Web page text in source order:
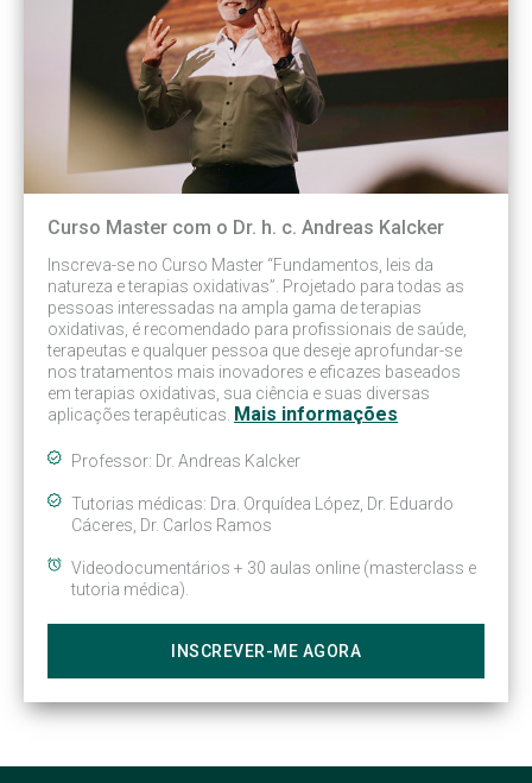
Curso Master com o Dr. h. c. Andreas Kalcker
Inscreva-se no Curso Master “Fundamentos, leis da
natureza e terapias oxidativas”. Projetado para todas as
pessoas interessadas na ampla gama de terapias
oxidativas, é recomendado para profissionais de saúde,
terapeutas e qualquer pessoa que deseje aprofundar-se
nos tratamentos mais inovadores e eficazes baseados
em terapias oxidativas, sua ciência e suas diversas
aplicações terapêuticas. Mais informações
Professor: Dr. Andreas Kalcker
Tutorias médicas: Dra. Orquídea López, Dr. Eduardo
Cáceres, Dr. Carlos Ramos
Videodocumentários + 30 aulas online (masterclass e
tutoria médica).
INSCREVER-ME AGORA